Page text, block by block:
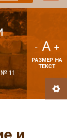
№ 11
- A +
РАЗМЕР НА
ТЕКСТ